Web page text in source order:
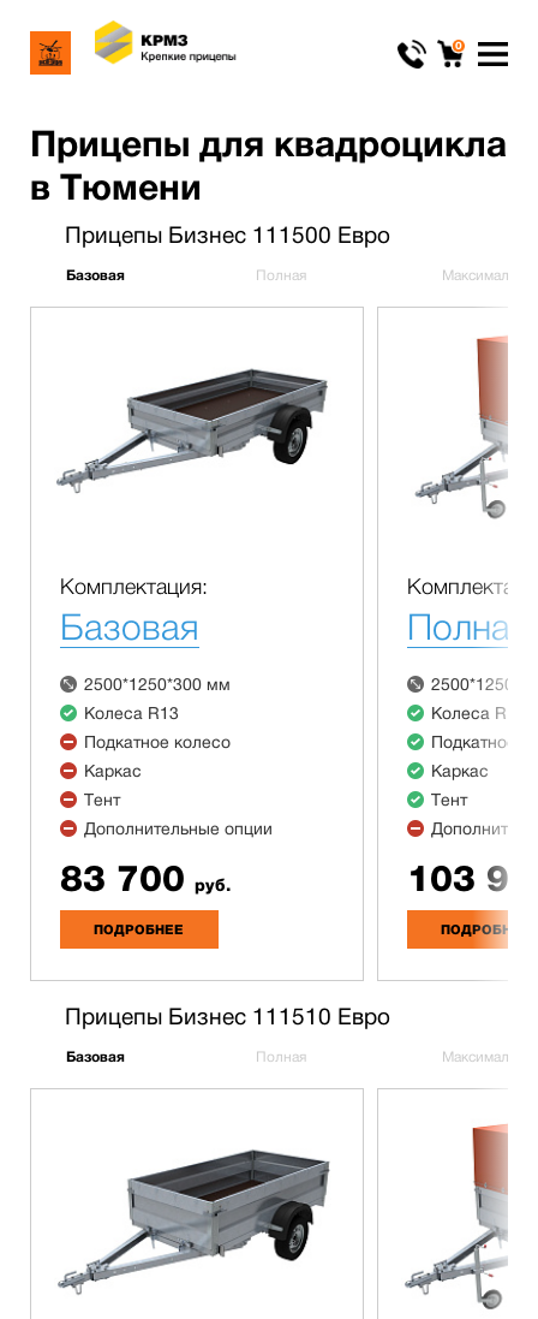
0
Прицепы для квадроцикла
в Тюмени
Прицепы Бизнес 111500 Евро
Базовая Полная Максимальная
Комплектация:
Базовая
2500*1250*300 мм
Колеса R13
Подкатное колесо
Каркас
Тент
Дополнительные опции
83 700 руб.
ПОДРОБНЕЕ
Полная
Колеса R13
Подкатное
Каркас
Тент
103
ПОДРОБНЕЕ
Прицепы Бизнес 111510 Евро
Базовая Полная Максимальная